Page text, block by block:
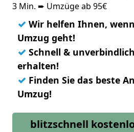
3 Min. ➨ Umzüge ab 95€
✓ Wir helfen Ihnen,
Umzug geht!
✓ Schnell &
erhalten!
✓ Finden Sie das beste
Umzug!
blitzschnell